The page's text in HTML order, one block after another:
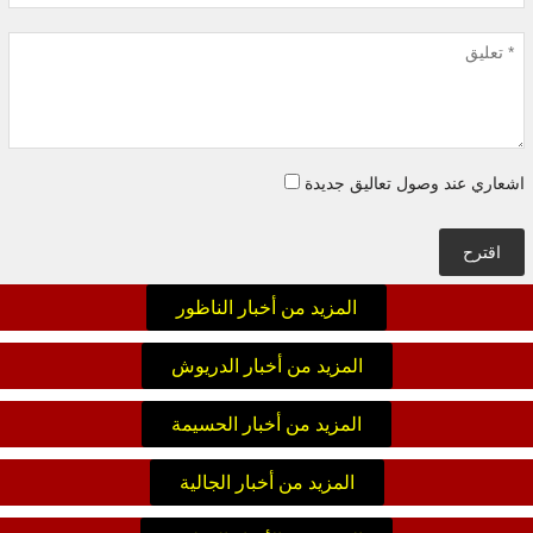
اشعاري عند وصول تعاليق جديدة
اقترح
المزيد من أخبار الناظور
المزيد من أخبار الدريوش
المزيد من أخبار الحسيمة
المزيد من أخبار الجالية